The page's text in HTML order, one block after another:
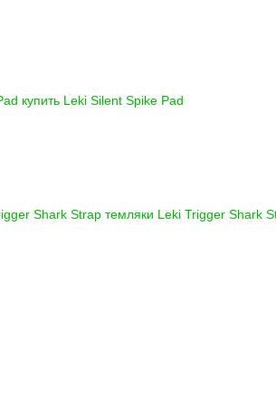
купить Leki Silent Spike Pad
Shark Strap темляки Leki Trigger Shark